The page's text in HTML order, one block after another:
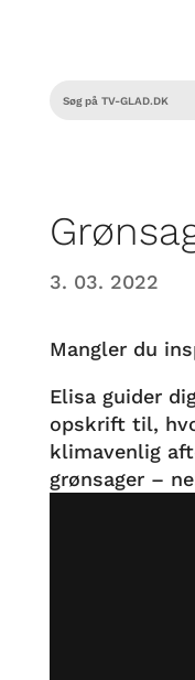
3. 03. 2022
Mangler du
Elisa guider
opskrift til,
klimavenlig
grønsager –